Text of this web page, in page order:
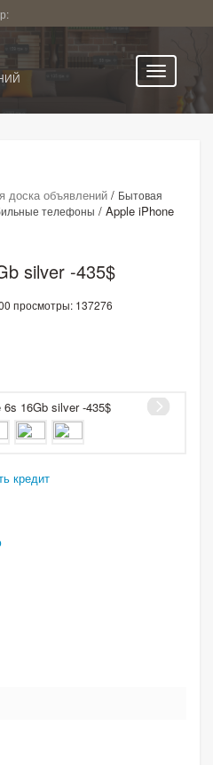
объявлений / Бытовая
телефоны / Apple iPhone
silver -435$
просмотры: 137276
кредит